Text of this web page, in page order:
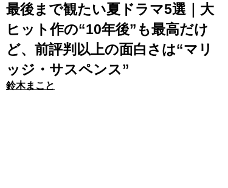
最後まで観たい夏ドラマ5選｜大
ヒット作の“10年後”も最高だけ
ど、前評判以上の面白さは“マリ
ッジ・サスペンス”
鈴木まこと